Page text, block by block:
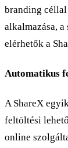
branding
alkalmazása,
elérhetők a
Automatikus
A ShareX
feltöltési
online